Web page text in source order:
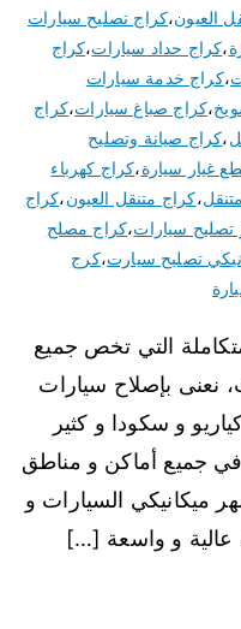
العيون،كراج تصليح سيارات
،كراج حداد سيارات،كراج
،كراج خدمة سيارات
،كراج صباغ سيارات،كراج
،كراج صيانة وتصليح
غيار سيارة،كراج كهرباء
،كراج متنقل العيون،كراج
سيارات،كراج مصلح
تصليح سيارت،كرج
التي تخص جميع
نعنى بإصلاح سيارات
و سكودا و كثير
في جميع أماكن و مناطق
ميكانيكي السيارات و
عالية و واسعة […]